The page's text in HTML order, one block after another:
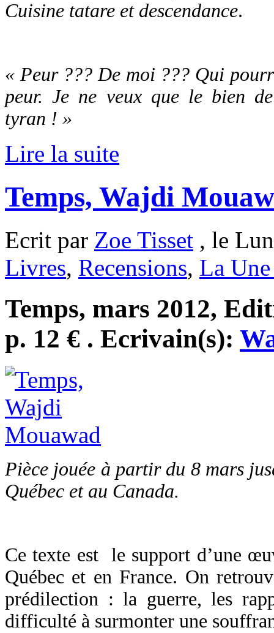
Cuisine tatare et descendance.
« Peur ??? De moi ??? Qui
peur. Je ne veux que le bien
tyran ! »
Lire la suite
Temps, Wajdi
Ecrit par Zoe Tisset , le
Livres, Recensions, La
Temps, mars 2012,
p. 12 € . Ecrivain(s):
Pièce jouée à partir du 8 mars
Québec et au Canada.
Ce texte est le support d’une
Québec et en France. On
prédilection : la guerre, les
difficulté à surmonter une